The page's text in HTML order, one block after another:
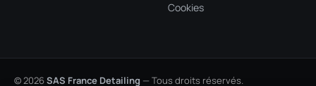
Cookies
© 2026SAS France Detailing — Tous droits réservés.